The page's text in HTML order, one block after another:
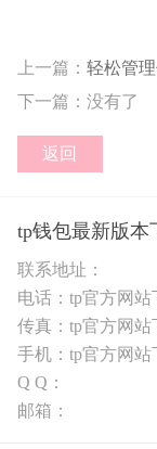
上一篇： 轻松管理
下一篇：没有了
返回
tp钱包最新版本
联系地址：
电话：tp官方网站
传真：tp官方网站
手机：tp官方网站
Q Q：
邮箱：